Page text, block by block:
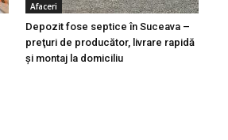
Afaceri
Depozit fose septice în Suceava –
preţuri de producător, livrare rapidă
şi montaj la domiciliu